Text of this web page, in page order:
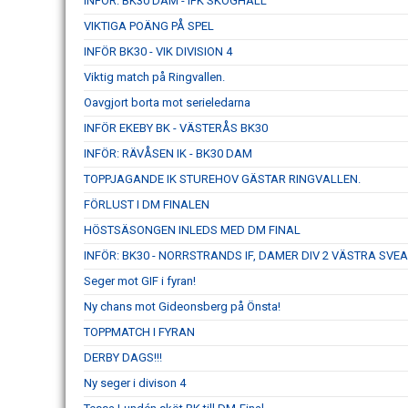
VIKTIGA POÄNG PÅ SPEL
INFÖR BK30 - VIK DIVISION 4
Viktig match på Ringvallen.
Oavgjort borta mot serieledarna
INFÖR EKEBY BK - VÄSTERÅS BK30
INFÖR: RÄVÅSEN IK - BK30 DAM
TOPPJAGANDE IK STUREHOV GÄSTAR RINGVALLEN.
FÖRLUST I DM FINALEN
HÖSTSÄSONGEN INLEDS MED DM FINAL
INFÖR: BK30 - NORRSTRANDS IF, DAMER DIV 2 VÄSTRA
Seger mot GIF i fyran!
Ny chans mot Gideonsberg på Önsta!
TOPPMATCH I FYRAN
DERBY DAGS!!!
Ny seger i divison 4